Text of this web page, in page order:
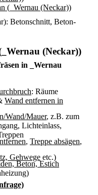
(Neckar))
in _Wernau
: Räume
Wand entfernen in
Wand/Mauer, z.B. zum
Lichteinlass,
, Treppe absägen,
Gehwege etc.)
Beton, Estich